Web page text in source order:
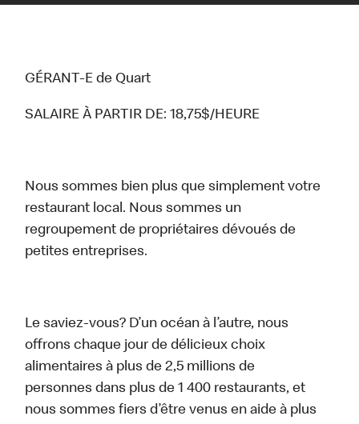
GÉRANT-E de Quart
SALAIRE À PARTIR DE: 18,75$/HEURE
Nous sommes bien plus que simplement votre
restaurant local. Nous sommes un
regroupement de propriétaires dévoués de
petites entreprises.
Le saviez-vous? D’un océan à l’autre, nous
offrons chaque jour de délicieux choix
alimentaires à plus de 2,5 millions de
personnes dans plus de 1 400 restaurants, et
nous sommes fiers d’être venus en aide à plus